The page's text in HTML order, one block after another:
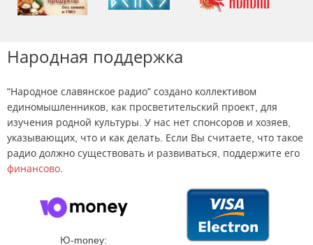
Народная поддержка
"Народное славянское радио" создано коллективом
единомышленников, как просветительский проект, для
изучения родной культуры. У нас нет спонсоров и хозяев,
указывающих, что и как делать. Если Вы считаете, что такое
радио должно существовать и развиваться, поддержите его
финансово
Ю-money: